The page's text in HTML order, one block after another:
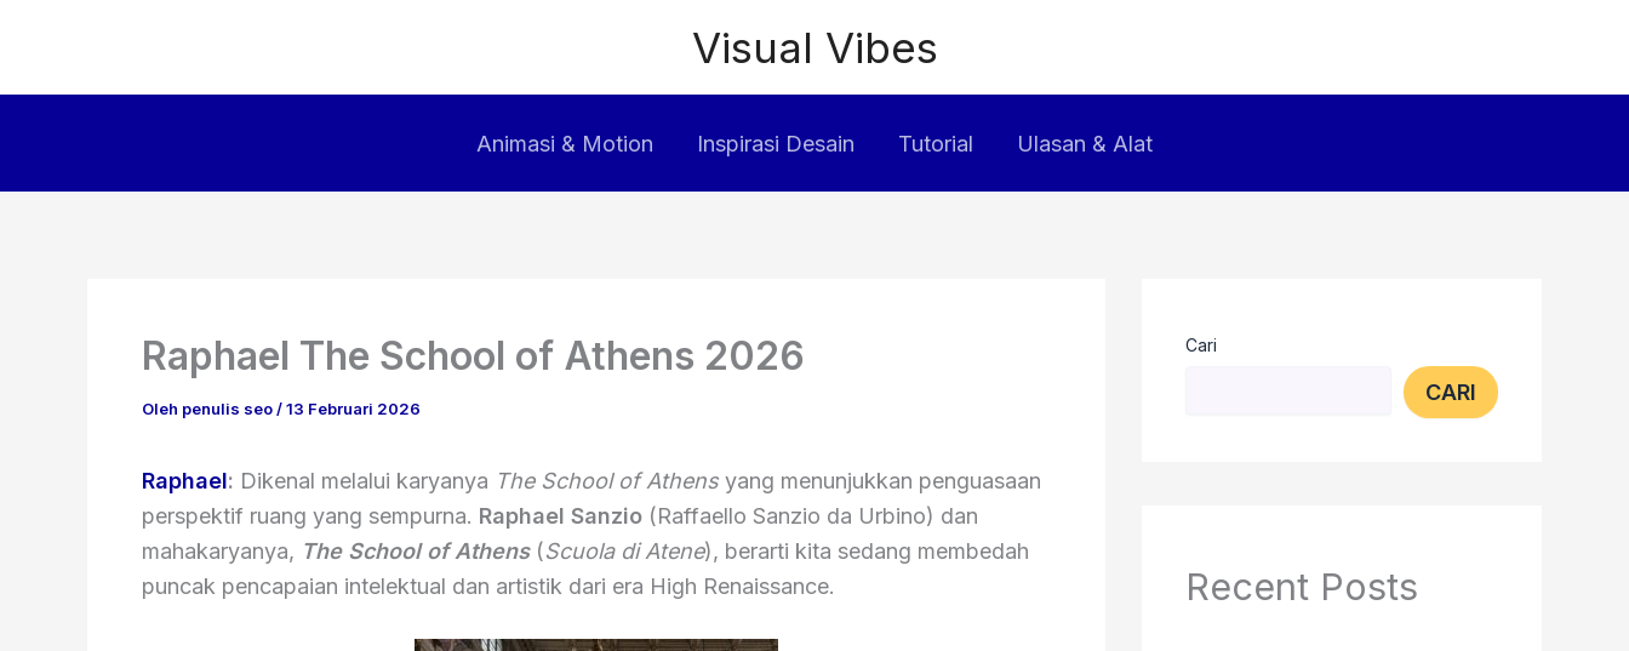
Visual Vibes
Animasi & Motion Inspirasi Desain Tutorial Ulasan & Alat
Raphael The School of Athens 2026
Oleh penulis seo/13 Februari 2026
Raphael: Dikenal melalui karyanya The School of Athens yang menunjukkan penguasaan
perspektif ruang yang sempurna. Raphael Sanzio (Raffaello Sanzio da Urbino) dan
mahakaryanya, The School of Athens(Scuola di Atene), berarti kita sedang membedah
puncak pencapaian intelektual dan artistik dari era High Renaissance.
Cari
CARI
Recent Posts